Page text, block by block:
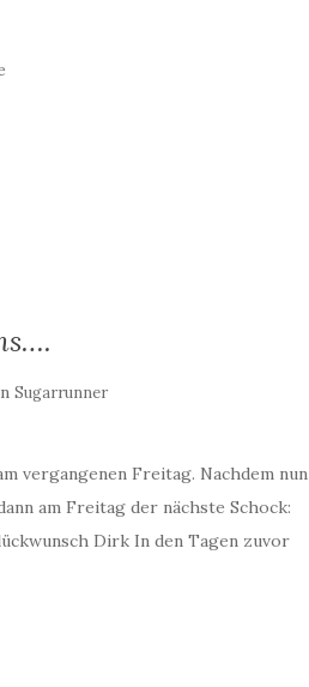
Sugarrunner
vergangenen Freitag. Nachdem nun
am Freitag der nächste Schock:
Dirk In den Tagen zuvor